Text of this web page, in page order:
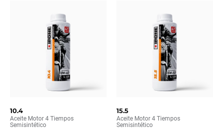
10.4
Aceite Motor 4 Tiempos
Semisintético
15.5
Aceite Motor 4 Tiempos
Semisintético